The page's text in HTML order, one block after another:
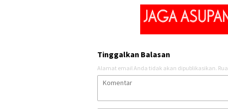
Tinggalkan Balasan
Alamat email Anda tidak akan dipublikasikan.